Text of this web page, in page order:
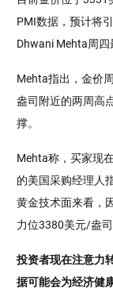
PMI数据，预计将
Dhwani Mehta周四
Mehta指出，金价
盎司附近的两周高
撑。
Mehta称，买家现
的美国采购经理人
黄金技术面来看，
力位3380美元/盎司
投资者现在注意力
据可能会为经济健